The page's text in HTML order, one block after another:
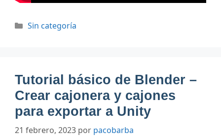
Categorías
Sin categoría
Tutorial básico de Blender –
Crear cajonera y cajones
para exportar a Unity
21 febrero, 2023 por pacobarba